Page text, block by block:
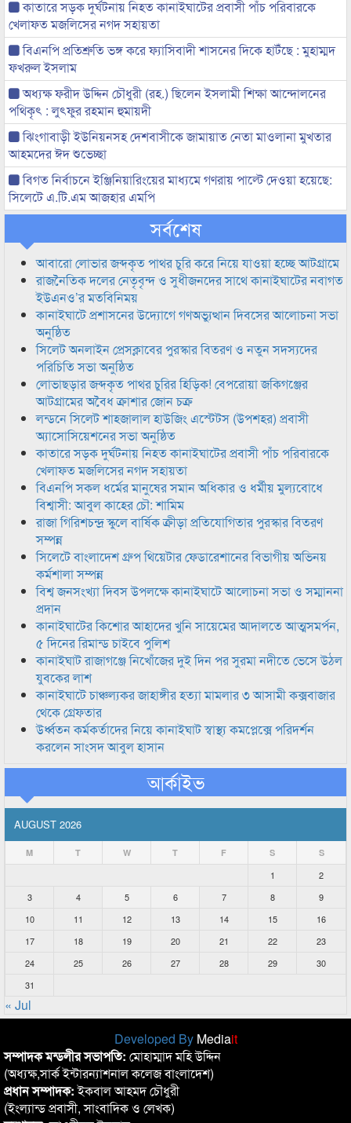
কাতারে সড়ক দুর্ঘটনায় নিহত কানাইঘাটের প্রবাসী পাঁচ পরিবারকে
খেলাফত মজলিসের নগদ সহায়তা
বিএনপি প্রতিশ্রুতি ভঙ্গ করে ফ্যাসিবাদী শাসনের দিকে হাটঁছে : মুহাম্মদ
ফখরুল ইসলাম
অধ্যক্ষ ফরীদ উদ্দিন চৌধুরী (রহ.) ছিলেন ইসলামী শিক্ষা আন্দোলনের
পথিকৃৎ : লুৎফুর রহমান হুমায়দী
ঝিংগাবাড়ী ইউনিয়নসহ দেশবাসীকে জামায়াত নেতা মাওলানা মুখতার
আহমদের ঈদ শুভেচ্ছা
বিগত নির্বাচনে ইঞ্জিনিয়ারিংয়ের মাধ্যমে গণরায় পাল্টে দেওয়া হয়েছে:
সিলেটে এ.টি.এম আজহার এমপি
সর্বশেষ
আবারো লোভার জব্দকৃত পাথর চুরি করে নিয়ে যাওয়া হচ্ছে আটগ্রামে
রাজনৈতিক দলের নেতৃবৃন্দ ও সুধীজনদের সাথে কানাইঘাটের নবাগত
ইউএনও’র মতবিনিময়
কানাইঘাটে প্রশাসনের উদ্যোগে গণঅভ্যুত্থান দিবসের আলোচনা সভা
অনুষ্ঠিত
সিলেট অনলাইন প্রেসক্লাবের পুরস্কার বিতরণ ও নতুন সদস্যদের
পরিচিতি সভা অনুষ্ঠিত
লোভাছড়ার জব্দকৃত পাথর চুরির হিড়িক! বেপরোয়া জকিগঞ্জের
আটগ্রামের অবৈধ ক্রাশার জোন চক্র
লন্ডনে সিলেট শাহজালাল হাউজিং এস্টেটস (উপশহর) প্রবাসী
অ্যাসোসিয়েশনের সভা অনুষ্ঠিত
কাতারে সড়ক দুর্ঘটনায় নিহত কানাইঘাটের প্রবাসী পাঁচ পরিবারকে
খেলাফত মজলিসের নগদ সহায়তা
বিএনপি সকল ধর্মের মানুষের সমান অধিকার ও ধর্মীয় মুল্যবোধে
বিশ্বাসী: আবুল কাহের চৌ: শামিম
রাজা গিরিশচন্দ্র স্কুলে বার্ষিক ক্রীড়া প্রতিযোগিতার পুরস্কার বিতরণ
সম্পন্ন
সিলেটে বাংলাদেশ গ্রুপ থিয়েটার ফেডারেশানের বিভাগীয় অভিনয়
কর্মশালা সম্পন্ন
বিশ্ব জনসংখ্যা দিবস উপলক্ষে কানাইঘাটে আলোচনা সভা ও সম্মাননা
প্রদান
কানাইঘাটের কিশোর আহাদের খুনি সায়েমের আদালতে আত্মসমর্পন,
৫ দিনের রিমান্ড চাইবে পুলিশ
কানাইঘাট রাজাগঞ্জে নিখোঁজের দুই দিন পর সুরমা নদীতে ভেসে উঠল
যুবকের লাশ
কানাইঘাটে চাঞ্চল্যকর জাহাঙ্গীর হত্যা মামলার ৩ আসামী কক্সবাজার
থেকে গ্রেফতার
উর্ধ্বতন কর্মকর্তাদের নিয়ে কানাইঘাট স্বাস্থ্য কমপ্লেক্সে পরিদর্শন
করলেন সাংসদ আবুল হাসান
আর্কাইভ
AUGUST 2026
M T W T F S S
1
2
3
4 5 6 7 8
9
10
11 12 13 14 15
16
17
18 19 20 21 22
23
24
25 26 27 28 29
30
31
« Jul
Developed By Mediait
সম্পাদক মন্ডলীর সভাপতি: মোহাম্মাদ মহি উদ্দিন
(অধ্যক্ষ,সার্ক ইন্টারন্যাশনাল কলেজ বাংলাদেশ)
প্রধান সম্পাদক:ইকবাল আহমদ চৌধুরী
(ইংল্যান্ড প্রবাসী, সাংবাদিক ও লেখক)